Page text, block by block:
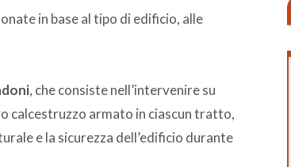
in base al tipo di edificio, alle
, che consiste nell’intervenire su
calcestruzzo armato in ciascun tratto,
e la sicurezza dell’edificio durante